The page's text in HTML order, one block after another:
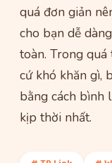
quá đơn giản
cho bạn dễ
toàn. Trong
cứ khó khăn gì,
bằng cách bình
kịp thời nhất.